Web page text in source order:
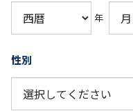
年
性別